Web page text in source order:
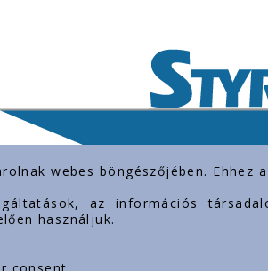
webes böngészőjében. Ehhez
az információs
használjuk.